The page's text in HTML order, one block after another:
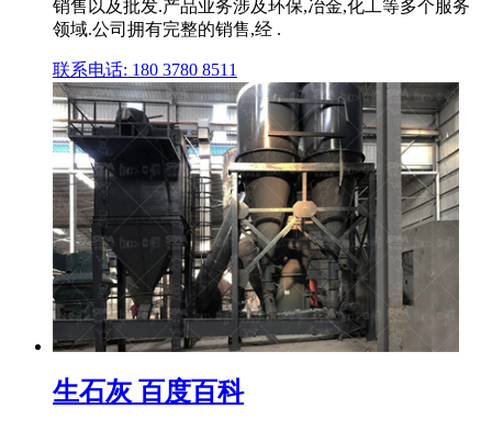
销售以及批发.产品业务涉及环保,冶金,化工等多个服务
领域.公司拥有完整的销售,经 .
联系电话: 180 3780 8511
生石灰 百度百科